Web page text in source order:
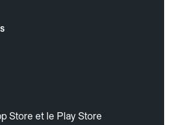
Store et le Play Store